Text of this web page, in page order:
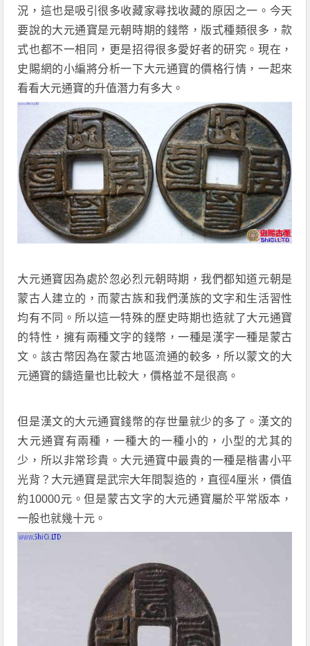
況，這也是吸引很多收藏家尋找收藏的原因之一。今天
要說的大元通寶是元朝時期的錢幣，版式種類很多，款
式也都不一相同，更是招得很多愛好者的研究。現在，
史賜網的小編將分析一下大元通寶的價格行情，一起來
看看大元通寶的升值潛力有多大。
大元通寶因為處於忽必烈元朝時期，我們都知道元朝是
蒙古人建立的，而蒙古族和我們漢族的文字和生活習性
均有不同。所以這一特殊的歷史時期也造就了大元通寶
的特性，擁有兩種文字的錢幣，一種是漢字一種是蒙古
文。該古幣因為在蒙古地區流通的較多，所以蒙文的大
元通寶的鑄造量也比較大，價格並不是很高。
但是漢文的大元通寶錢幣的存世量就少的多了。漢文的
大元通寶有兩種，一種大的一種小的，小型的尤其的
少，所以非常珍貴。大元通寶中最貴的一種是楷書小平
光背？大元通寶是武宗大年間製造的，直徑4厘米，價值
約10000元。但是蒙古文字的大元通寶屬於平常版本，
一般也就幾十元。